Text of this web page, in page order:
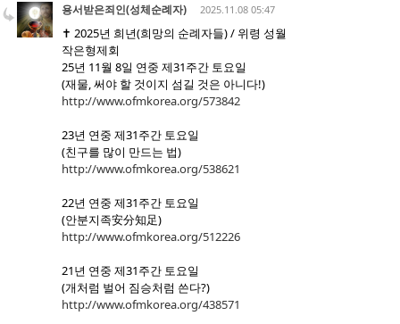
용서받은죄인(성체순례자) 2025.11.08 05:47
✝️ 2025년 희년(희망의 순례자들) / 위령 성월
작은형제회
25년 11월 8일 연중 제31주간 토요일
(재물, 써야 할 것이지 섬길 것은 아니다!)
http://www.ofmkorea.org/573842
23년 연중 제31주간 토요일
(친구를 많이 만드는 법)
http://www.ofmkorea.org/538621
22년 연중 제31주간 토요일
(안분지족安分知足)
http://www.ofmkorea.org/512226
21년 연중 제31주간 토요일
(개처럼 벌어 짐승처럼 쓴다?)
http://www.ofmkorea.org/438571